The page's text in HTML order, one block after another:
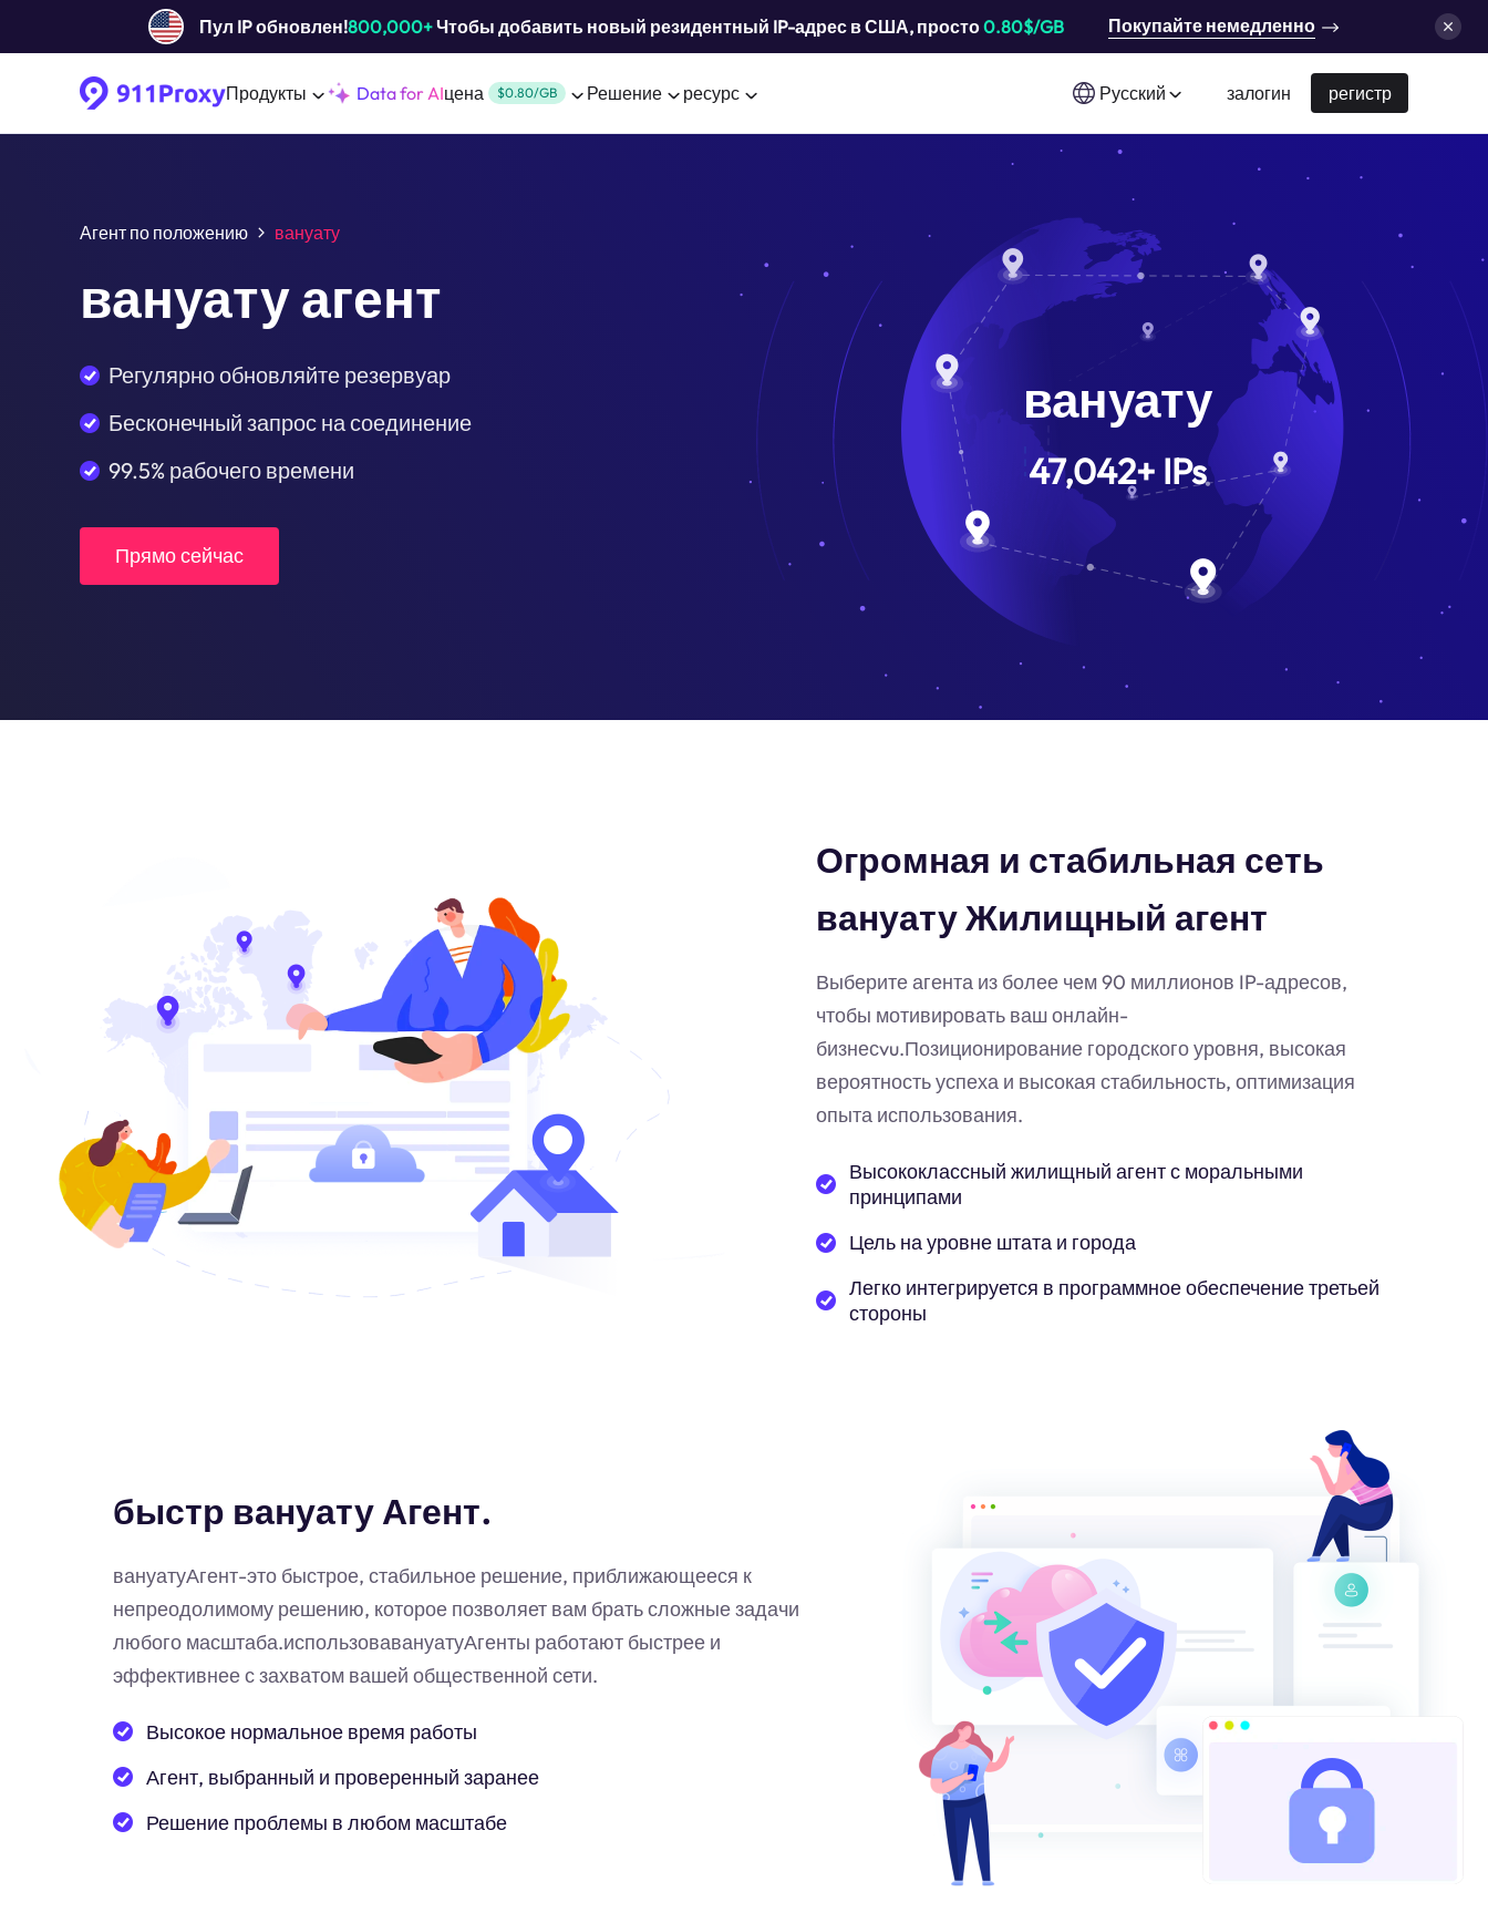
Пул IP обновлен!800,000+Чтобы добавить новый резидентный IP-адрес в США, просто0.80$/GB Покупайте немедленно
Продукты Data for AIцена $0.80/GB Решение ресурс Русский залогин регистр
Агент по положению вануату
вануату агент
Регулярно обновляйте резервуар
Бесконечный запрос на соединение
99.5% рабочего времени
Прямо сейчас
вануату
47,042+ IPs
Огромная и стабильная сеть
вануату Жилищный агент
Выберите агента из более чем 90 миллионов IP-адресов,
чтобы мотивировать ваш онлайн-
бизнесvu.Позиционирование городского уровня, высокая
вероятность успеха и высокая стабильность, оптимизация
опыта использования.
Высококлассный жилищный агент с моральными
принципами
Цель на уровне штата и города
Легко интегрируется в программное обеспечение третьей
стороны
быстр вануату Агент.
вануатуАгент-это быстрое, стабильное решение, приближающееся к
непреодолимому решению, которое позволяет вам брать сложные задачи
любого масштаба.использовавануатуАгенты работают быстрее и
эффективнее с захватом вашей общественной сети.
Высокое нормальное время работы
Агент, выбранный и проверенный заранее
Решение проблемы в любом масштабе